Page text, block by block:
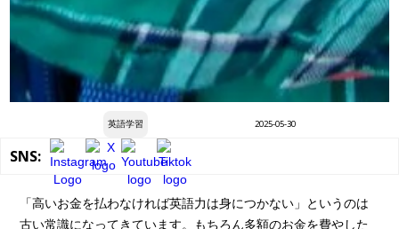
英語学習 2025-05-30
SNS:
「高いお金を払わなければ英語力は身につかない」というのは
古い常識になってきています。もちろん多額のお金を費やした